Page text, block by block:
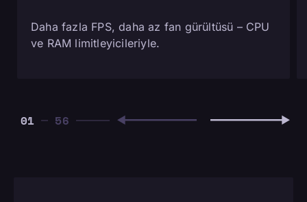
Daha fazla FPS, daha az fan gürültüsü – CPU
ve RAM limitleyicileriyle.
01